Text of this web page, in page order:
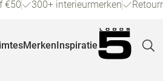
€50 300+ interieurmerken
MerkenInspiratie